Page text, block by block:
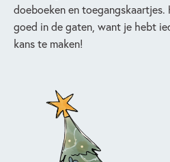
doeboeken en
goed in de gaten, want je hebt
kans te maken!